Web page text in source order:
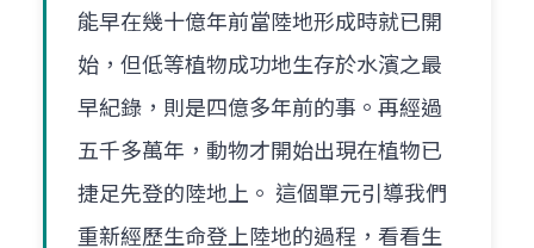
能早在幾十億年前當陸地形成時就已開
始，但低等植物成功地生存於水濱之最
早紀錄，則是四億多年前的事。再經過
五千多萬年，動物才開始出現在植物已
捷足先登的陸地上。 這個單元引導我們
重新經歷生命登上陸地的過程，看看生